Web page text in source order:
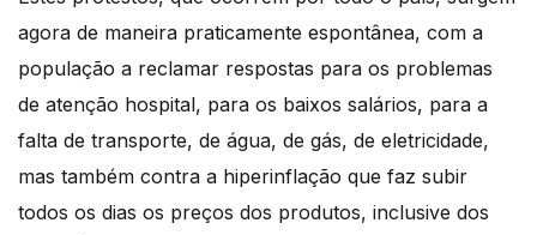
agora de maneira praticamente espontânea, com a
população a reclamar respostas para os problemas
de atenção hospital, para os baixos salários, para a
falta de transporte, de água, de gás, de eletricidade,
mas também contra a hiperinflação que faz subir
todos os dias os preços dos produtos, inclusive dos